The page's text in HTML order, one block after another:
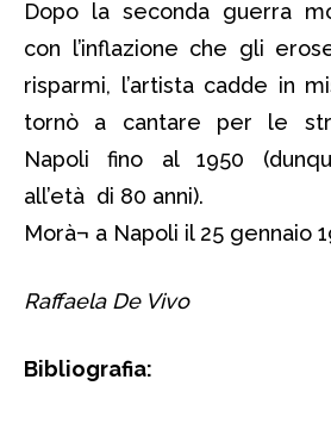
Dopo la seconda guerra
con l’inflazione che gli
risparmi, l’artista cadde in
tornò a cantare per le
Napoli fino al 1950
all’età di 80 anni).
Morà¬ a Napoli il 25 gennaio
Raffaela De Vivo
Bibliografia: